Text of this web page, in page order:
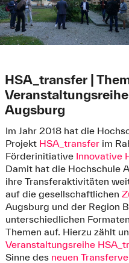
HSA_transfer |
Augsburg
Im Jahr 2018 hat die
Projekt HSA_transferim
Förderinitiative Innovative
Damit hat die Hochschule
ihre Transferaktivitäten
auf die gesellschaftlichen
Augsburg und der Region
unterschiedlichen
Themen auf. Hierzu zählt
Veranstaltungsreihe
Sinne des neuen